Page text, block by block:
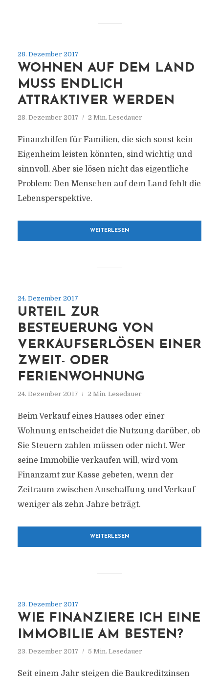
28. Dezember 2017
WOHNEN AUF DEM LAND
MUSS ENDLICH
ATTRAKTIVER WERDEN
28. Dezember 2017 2 Min. Lesedauer
Finanzhilfen für Familien, die sich sonst kein
Eigenheim leisten könnten, sind wichtig und
sinnvoll. Aber sie lösen nicht das eigentliche
Problem: Den Menschen auf dem Land fehlt die
Lebensperspektive.
WEITERLESEN
24. Dezember 2017
URTEIL ZUR
BESTEUERUNG VON
VERKAUFSERLÖSEN EINER
ZWEIT- ODER
FERIENWOHNUNG
24. Dezember 2017 2 Min. Lesedauer
Beim Verkauf eines Hauses oder einer
Wohnung entscheidet die Nutzung darüber, ob
Sie Steuern zahlen müssen oder nicht. Wer
seine Immobilie verkaufen will, wird vom
Finanzamt zur Kasse gebeten, wenn der
Zeitraum zwischen Anschaffung und Verkauf
weniger als zehn Jahre beträgt.
WEITERLESEN
23. Dezember 2017
WIE FINANZIERE ICH EINE
IMMOBILIE AM BESTEN?
23. Dezember 2017 5 Min. Lesedauer
Seit einem Jahr steigen die Baukreditzinsen